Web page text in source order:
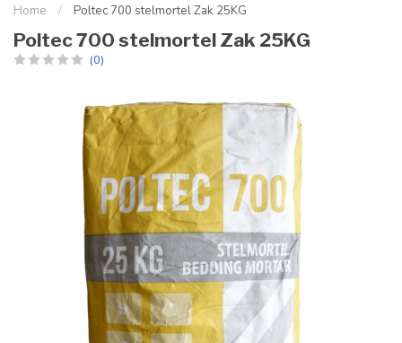
Home / Poltec 700 stelmortel Zak 25KG
Poltec 700 stelmortel Zak 25KG
(0)